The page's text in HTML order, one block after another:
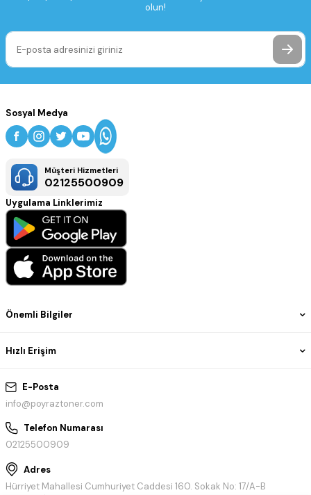
olun!
E-Posta
info@poyraztoner.com
Telefon Numarası
02125500909
Adres
Hürriyet Mahallesi Cumhuriyet Caddesi 160. Sokak No: 17/A-B
Önemli Bilgiler
Hızlı Erişim
Sosyal Medya
Müşteri Hizmetleri
02125500909
Uygulama Linklerimiz